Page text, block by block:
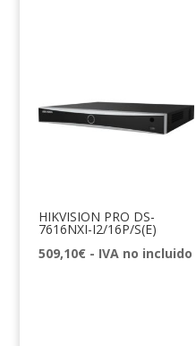
HIKVISION PRO DS-
7616NXI-I2/16P/S(E)
509,10€ - IVA no incluido